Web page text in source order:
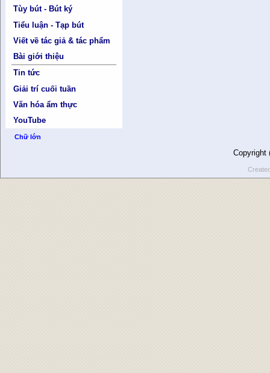
Tùy bút - Bút ký
Tiểu luận - Tạp bút
Viết về tác giả & tác phẩm
Bài giới thiệu
Tin tức
Giải trí cuối tuần
Văn hóa ẩm thực
YouTube
Chữ lớn
Copyright